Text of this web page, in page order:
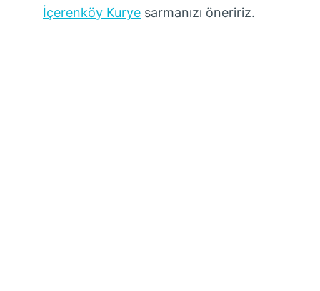
İçerenköy Kurye sarmanızı öneririz.